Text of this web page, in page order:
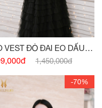
VEST ĐỎ ĐAI EO DẤU
1,450,000đ
-70%